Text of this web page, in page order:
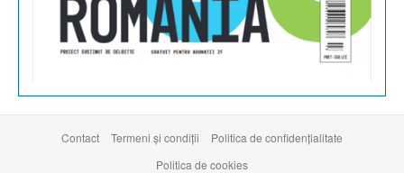
Contact Termeni şi condiţii
Politica de confidențialitate
Politica de cookies